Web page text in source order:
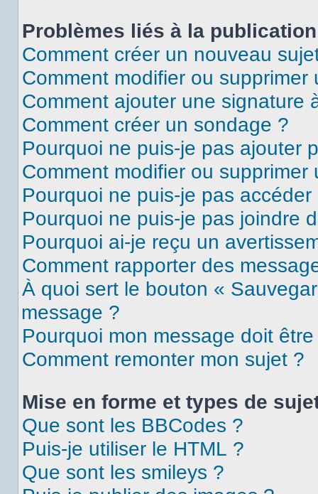
Problèmes liés à la
Comment créer un nouveau
Comment modifier ou supprimer
Comment ajouter une signature
Comment créer un sondage ?
Pourquoi ne puis-je pas ajouter
Comment modifier ou supprimer
Pourquoi ne puis-je pas
Pourquoi ne puis-je pas joindre
Pourquoi ai-je reçu un
Comment rapporter des
À quoi sert le bouton «
message ?
Pourquoi mon message doit
Comment remonter mon sujet ?
Mise en forme et types de
Que sont les BBCodes ?
Puis-je utiliser le HTML ?
Que sont les smileys ?